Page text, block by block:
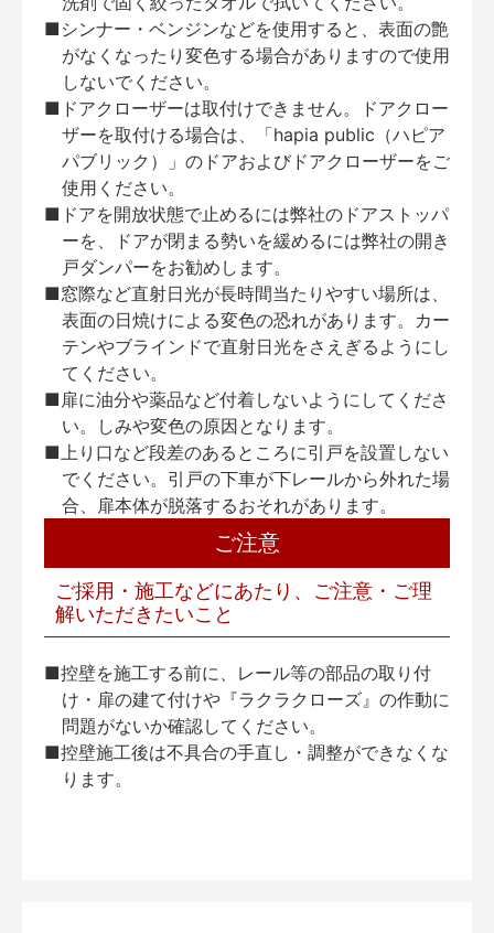
■シンナー・ベンジンなどを使用すると、表面の艶
がなくなったり変色する場合がありますので使用
しないでください。
■ドアクローザーは取付けできません。ドアクロー
ザーを取付ける場合は、「hapia public（ハピア
パブリック）」のドアおよびドアクローザーをご
使用ください。
■ドアを開放状態で止めるには弊社のドアストッパ
ーを、ドアが閉まる勢いを緩めるには弊社の開き
戸ダンパーをお勧めします。
■窓際など直射日光が長時間当たりやすい場所は、
表面の日焼けによる変色の恐れがあります。カー
テンやブラインドで直射日光をさえぎるようにし
てください。
■扉に油分や薬品など付着しないようにしてくださ
い。しみや変色の原因となります。
■上り口など段差のあるところに引戸を設置しない
でください。引戸の下車が下レールから外れた場
合、扉本体が脱落するおそれがあります。
ご注意
ご採用・施工などにあたり、ご注意・ご理
解いただきたいこと
■控壁を施工する前に、レール等の部品の取り付
け・扉の建て付けや『ラクラクローズ』の作動に
問題がないか確認してください。
■控壁施工後は不具合の手直し・調整ができなくな
ります。